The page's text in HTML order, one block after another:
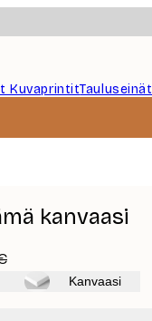
KuvaprintitTauluseinät
kanvaasi
Kanvaasi